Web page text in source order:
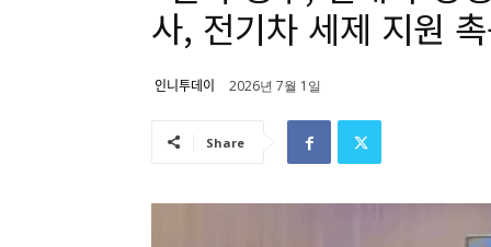
사, 전기차 세제 지원
인니투데이 2026년 7월 1일
Share